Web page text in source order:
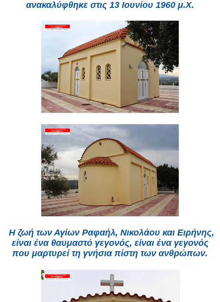
ανακαλύφθηκε στις 13 Ιουνίου 1960 μ.Χ.
Η ζωή των Αγίων Ραφαήλ, Νικολάου και Ειρήνης,
είναι ένα θαυμαστό γεγονός, είναι ένα γεγονός
που μαρτυρεί τη γνήσια πίστη των ανθρώπων.